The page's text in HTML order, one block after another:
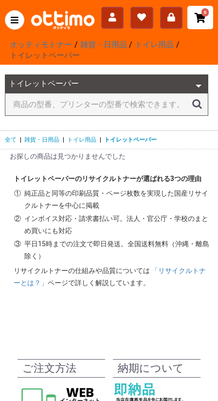
0
オッティモトナー 雑貨・日用品
トイレ用品
トイレットペーパー
全て | 雑貨・日用品 | トイレ用品 | トイレットペーパー
お探しの商品は見つかりませんでした
トイレットペーパーのリサイクルトナーが選ばれる3つの理由
① 純正品と同等の印刷品質・ページ枚数を実現した国産リサイ
クルトナーを中心に掲載
② インボイス対応・請求書払い可。法人・官公庁・学校のまと
め買いにも対応
③ 平日15時までの注文で即日発送。全国送料無料（沖縄・離島
除く）
リサイクルトナーの仕組みや品質については
「リサイクルトナ
ーとは？」 ページで詳しく解説しています。
ご注文方法 納期について